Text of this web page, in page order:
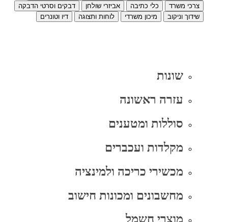
צרכי משרד
כלי כתיבה אביזרי שולחן
דבקים וסרטי הדבקה
שידוך וניקוב
מיכון משרדי לוחות ותצוגה דיו וטונרים
שונות
עזרה ראשונה
סוללות ומטענים
מקלדות ועכברים
מכשירי כריכה ולמינציה
מחשבונים ומכונות חישוב
מוצרי חשמל